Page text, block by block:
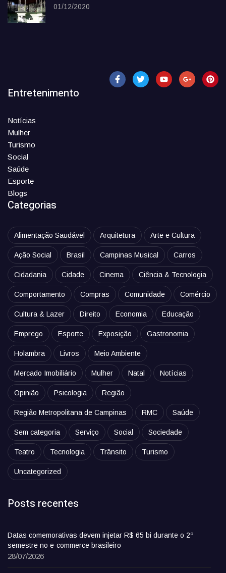
01/12/2020
Entretenimento
Notícias
Mulher
Turismo
Social
Saúde
Esporte
Blogs
Categorias
Alimentação Saudável Arquitetura Arte e Cultura
Ação Social Brasil Campinas Musical Carros
Cidadania Cidade Cinema Ciência & Tecnologia
Comportamento Compras Comunidade Comércio
Cultura & Lazer Direito Economia Educação
Emprego Esporte Exposição Gastronomia
Holambra Livros Meio Ambiente
Mercado Imobiliário Mulher Natal Notícias
Opinião Psicologia Região
Região Metropolitana de Campinas RMC Saúde
Sem categoria Serviço Social Sociedade
Teatro Tecnologia Trânsito Turismo
Uncategorized
Posts recentes
Datas comemorativas devem injetar R$ 65 bi durante o 2º
semestre no e-commerce brasileiro
28/07/2026